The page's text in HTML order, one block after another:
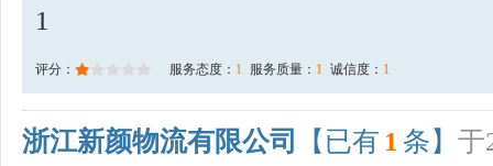
1
评分： 服务态度： 1 服务质量： 1 诚信度： 1
浙江新颜物流有限公司 【已有 1 条】 于